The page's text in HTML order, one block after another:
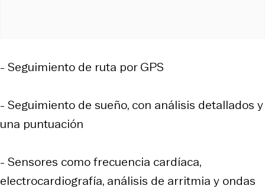
- Seguimiento de ruta por GPS
- Seguimiento de sueño, con análisis detallados y
una puntuación
- Sensores como frecuencia cardíaca,
electrocardiografía, análisis de arritmia y ondas